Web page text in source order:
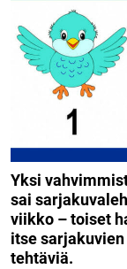
Yksi
sai
viikko – toiset
itse
tehtäviä.